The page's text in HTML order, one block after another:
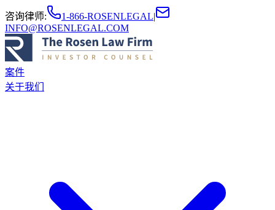
咨询律师: 1-866-ROSENLEGAL|
INFO@ROSENLEGAL.COM
案件
关于我们